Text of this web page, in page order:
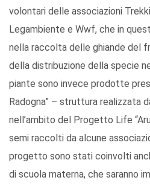
volontari delle associazioni
Legambiente e Wwf, che in
nella raccolta delle ghiande del
della distribuzione della specie
piante sono invece prodotte
Radogna” – struttura realizzata
nell’ambito del Progetto Life
semi raccolti da alcune
progetto sono stati coinvolti
di scuola materna, che saranno